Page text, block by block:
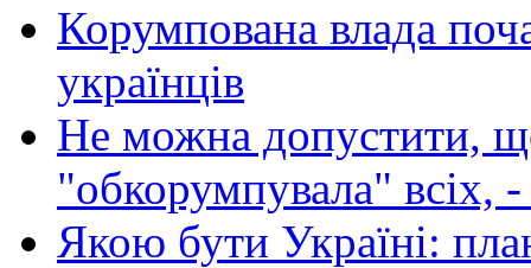
Корумпована влада
українців
Не можна допустити,
"обкорумпувала" всіх,
Якою бути Україні: